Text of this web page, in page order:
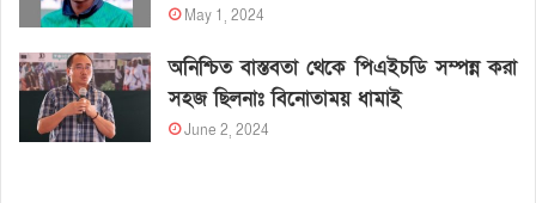
May 1, 2024
অনিশ্চিত বাস্তবতা থেকে পিএইচডি সম্পন্ন করা
সহজ ছিলনাঃ বিনোতাময় ধামাই
June 2, 2024